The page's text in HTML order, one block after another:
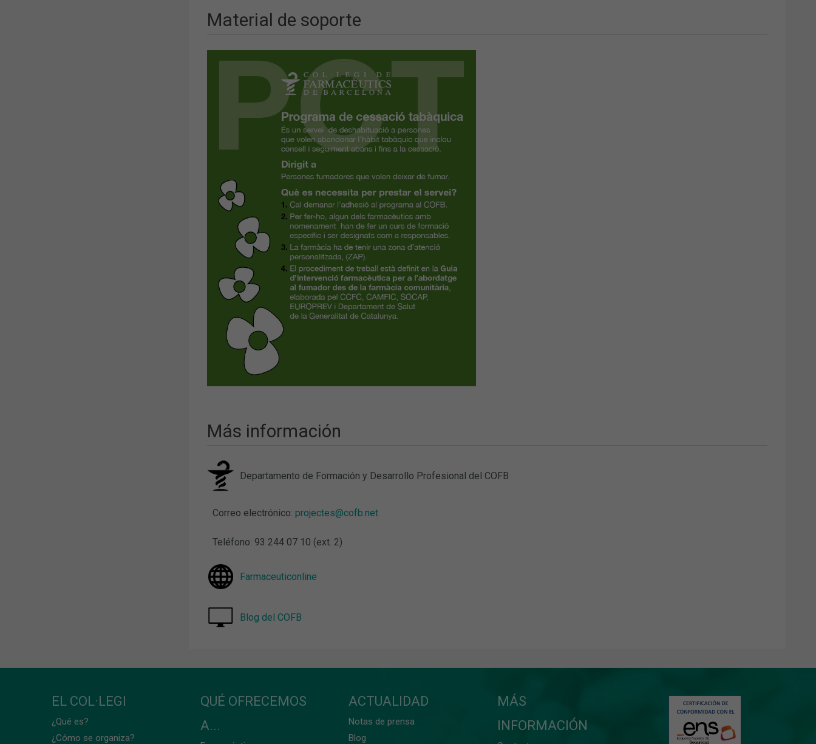
Material de soporte
Más información
Departamento de Formación y Desarrollo Profesional del COFB
Correo electrónico: projectes@cofb.net
Teléfono: 93 244 07 10 (ext. 2)
Farmaceuticonline
Blog del COFB
EL COL·LEGI
¿Qué es?
¿Cómo se organiza?
QUÉ OFRECEMOS
A...
ACTUALIDAD
Notas de prensa
Blog
MÁS
INFORMACIÓN